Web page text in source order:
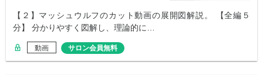
【２】マッシュウルフのカット動画の展開図解説。 【全編５
分】 分かりやすく図解し、理論的に…
動画 サロン会員無料